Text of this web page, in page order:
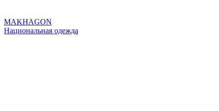
MAKHAGON
Национальная одежда